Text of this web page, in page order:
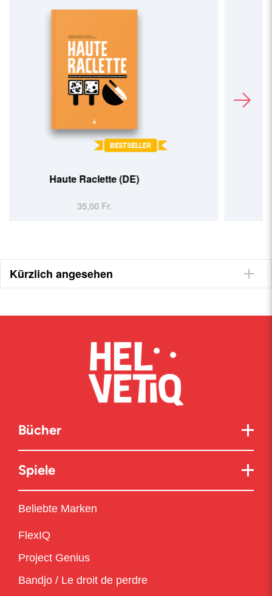
Brot Huusgmacht (DE)
Kürzlich angesehen
Bücher
Spiele
Beliebte Marken
FlexIQ
Project Genius
Bandjo / Le droit de perdre